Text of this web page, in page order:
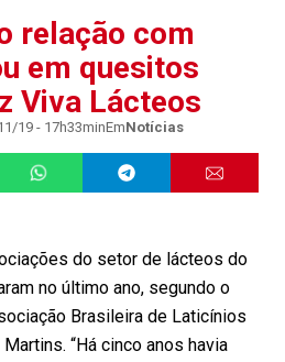
relação com
em quesitos
Viva Lácteos
19 - 17h33minEmNotícias
do setor de lácteos do
no último ano, segundo o
Brasileira de Laticínios
“Há cinco anos havia